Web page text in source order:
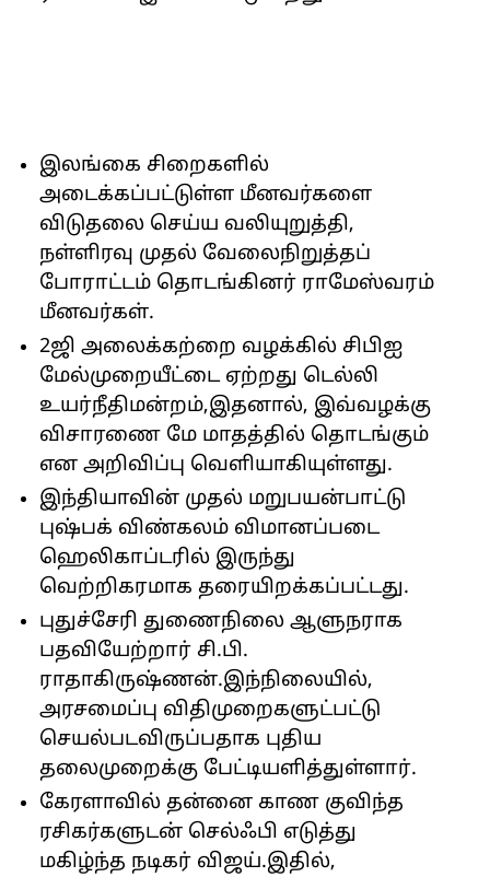
இலங்கை சிறைகளில்
அடைக்கப்பட்டுள்ள மீனவர்களை
விடுதலை செய்ய வலியுறுத்தி,
நள்ளிரவு முதல் வேலைநிறுத்தப்
போராட்டம் தொடங்கினர் ராமேஸ்வரம்
மீனவர்கள்.
2ஜி அலைக்கற்றை வழக்கில் சிபிஐ
மேல்முறையீட்டை ஏற்றது டெல்லி
உயர்நீதிமன்றம்,இதனால், இவ்வழக்கு
விசாரணை மே மாதத்தில் தொடங்கும்
என அறிவிப்பு வெளியாகியுள்ளது.
இந்தியாவின் முதல் மறுபயன்பாட்டு
புஷ்பக் விண்கலம் விமானப்படை
ஹெலிகாப்டரில் இருந்து
வெற்றிகரமாக தரையிறக்கப்பட்டது.
புதுச்சேரி துணைநிலை ஆளுநராக
பதவியேற்றார் சி.பி.
ராதாகிருஷ்ணன்.இந்நிலையில்,
அரசமைப்பு விதிமுறைகளுட்பட்டு
செயல்படவிருப்பதாக புதிய
தலைமுறைக்கு பேட்டியளித்துள்ளார்.
கேரளாவில் தன்னை காண குவிந்த
ரசிகர்களுடன் செல்ஃபி எடுத்து
மகிழ்ந்த நடிகர் விஜய்.இதில்,